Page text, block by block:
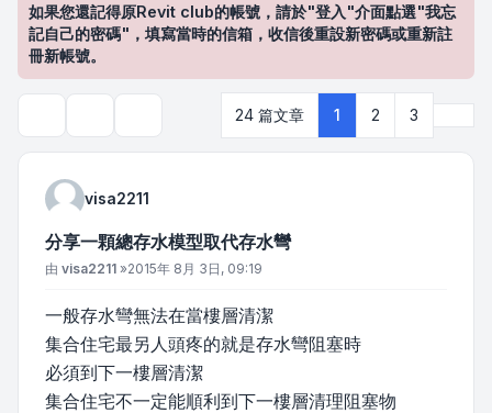
如果您還記得原Revit club的帳號，請於"登入"介面點選"我忘
記自己的密碼"，填寫當時的信箱，收信後重設新密碼或重新註
冊新帳號。
24 篇文章 1 2 3
visa2211
分享一顆總存水模型取代存水彎
文章
由 visa2211 »2015年 8月 3日, 09:19
一般存水彎無法在當樓層清潔
集合住宅最另人頭疼的就是存水彎阻塞時
必須到下一樓層清潔
集合住宅不一定能順利到下一樓層清理阻塞物